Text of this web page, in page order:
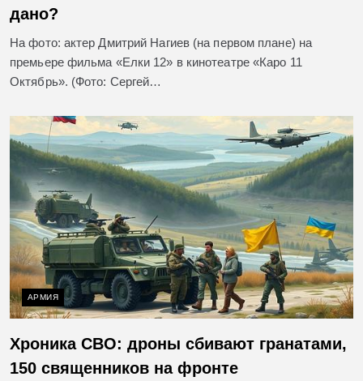
дано?
На фото: актер Дмитрий Нагиев (на первом плане) на
премьере фильма «Елки 12» в кинотеатре «Каро 11
Октябрь». (Фото: Сергей…
АРМИЯ
Хроника СВО: дроны сбивают гранатами,
150 священников на фронте